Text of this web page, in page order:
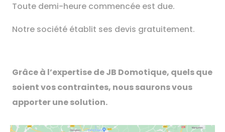
Toute demi-heure commencée est due.
Notre société établit ses devis gratuitement.
Grâce à l’expertise de JB Domotique, quels que
soient vos contraintes, nous saurons vous
apporter une solution.